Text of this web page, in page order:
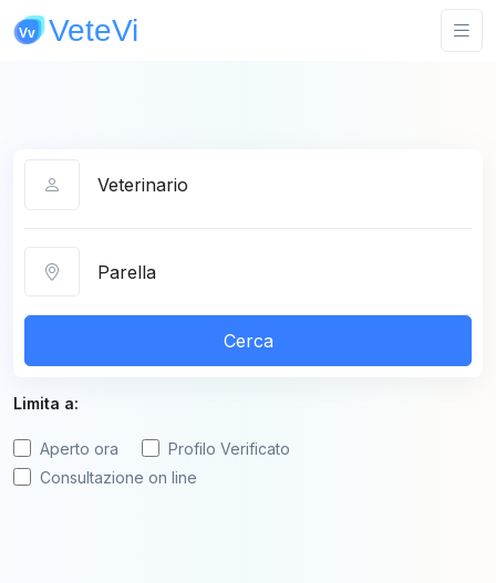
Cerca
Limita a:
Aperto ora
Profilo Verificato
Consultazione on line